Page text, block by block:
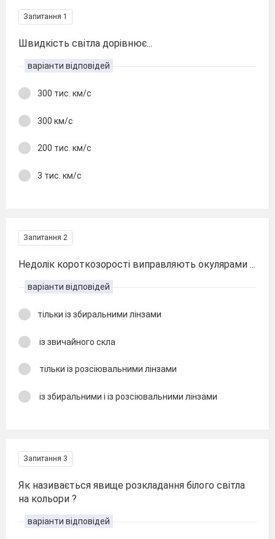
Запитання 1
Швидкість світла дорівнює...
варіанти відповідей
300 тис. км/с
300 км/с
200 тис. км/с
3 тис. км/с
Запитання 2
Недолік короткозорості виправляють окулярами ...
варіанти відповідей
тільки із збиральними лінзами
із звичайного скла
тільки із розсіювальними лінзами
із збиральними і із розсіювальними лінзами
Запитання 3
Як називається явище розкладання білого світла
на кольори ?
варіанти відповідей